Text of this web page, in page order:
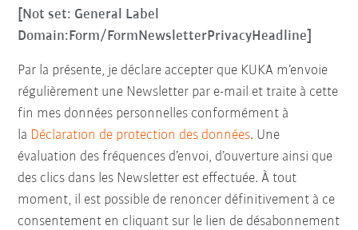
[Not set: General Label
Domain:Form/FormNewsletterPrivacyHeadline]
Par la présente, je déclare accepter que KUKA m’envoie
régulièrement une Newsletter par e-mail et traite à cette
fin mes données personnelles conformément à
la Déclaration de protection des données. Une
évaluation des fréquences d’envoi, d’ouverture ainsi que
des clics dans les Newsletter est effectuée. À tout
moment, il est possible de renoncer définitivement à ce
consentement en cliquant sur le lien de désabonnement